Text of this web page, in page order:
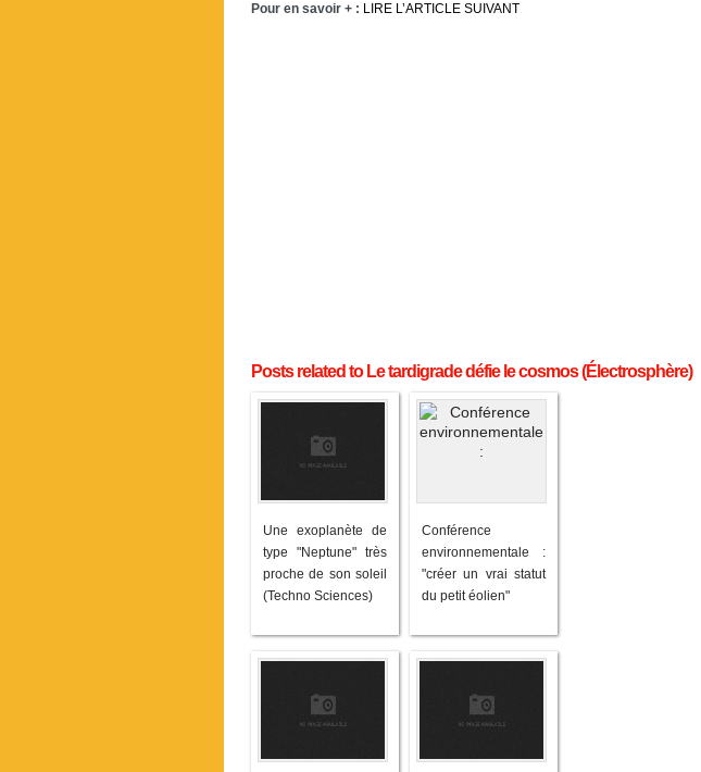
Pour en savoir + : LIRE L’ARTICLE SUIVANT
Posts related to Le tardigrade défie le cosmos (Électrosphère)
Une exoplanète de
type "Neptune" très
proche de son soleil
(Techno Sciences)
Conférence
environnementale :
"créer un vrai statut
du petit éolien"